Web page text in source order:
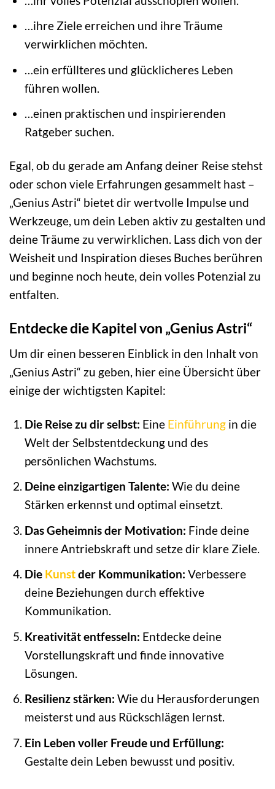
…ihre Ziele erreichen und ihre Träume
verwirklichen möchten.
…ein erfüllteres und glücklicheres Leben
führen wollen.
…einen praktischen und inspirierenden
Ratgeber suchen.
Egal, ob du gerade am Anfang deiner Reise stehst
oder schon viele Erfahrungen gesammelt hast –
„Genius Astri“ bietet dir wertvolle Impulse und
Werkzeuge, um dein Leben aktiv zu gestalten und
deine Träume zu verwirklichen. Lass dich von der
Weisheit und Inspiration dieses Buches berühren
und beginne noch heute, dein volles Potenzial zu
entfalten.
Entdecke die Kapitel von „Genius Astri“
Um dir einen besseren Einblick in den Inhalt von
„Genius Astri“ zu geben, hier eine Übersicht über
einige der wichtigsten Kapitel:
Die Reise zu dir selbst: Eine Einführungin die
Welt der Selbstentdeckung und des
persönlichen Wachstums.
Deine einzigartigen Talente: Wie du deine
Stärken erkennst und optimal einsetzt.
Das Geheimnis der Motivation: Finde deine
innere Antriebskraft und setze dir klare Ziele.
Die Kunstder Kommunikation: Verbessere
deine Beziehungen durch effektive
Kommunikation.
Kreativität entfesseln: Entdecke deine
Vorstellungskraft und finde innovative
Lösungen.
Resilienz stärken: Wie du Herausforderungen
meisterst und aus Rückschlägen lernst.
Ein Leben voller Freude und Erfüllung:
Gestalte dein Leben bewusst und positiv.